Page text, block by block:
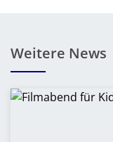
Weitere News